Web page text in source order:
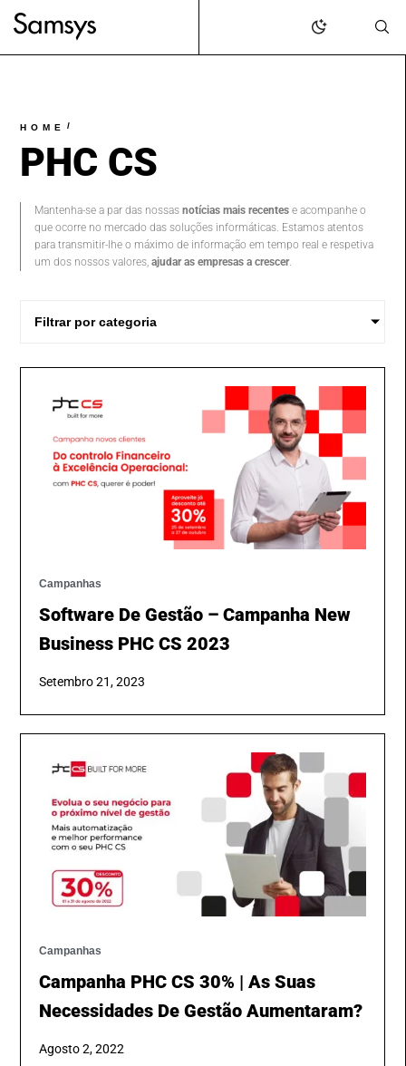
HOME /
PHC CS
Mantenha-se a par das nossasnotícias mais recentese acompanhe o
que ocorre no mercado das soluções informáticas. Estamos atentos
para transmitir-lhe o máximo de informação em tempo real e respetiva
um dos nossos valores,ajudar as empresas a crescer.
Filtrar por categoria
Campanhas
Software De Gestão – Campanha New
Business PHC CS 2023
Setembro 21, 2023
Campanhas
Campanha PHC CS 30% | As Suas
Necessidades De Gestão Aumentaram?
Agosto 2, 2022